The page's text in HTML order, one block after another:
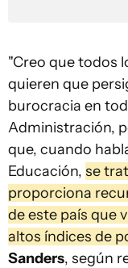
"Creo que todos
quieren que
burocracia en
Administración,
que, cuando
Educación, se
proporciona
de este país que
altos índices de
Sanders, según